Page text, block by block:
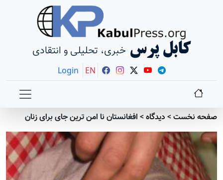
کابل پرس خبری، تحلیلی و انتقادی
Login EN
صفحه نخست> دیدگاه> افغانستان نا امن ترین جای برای زنان